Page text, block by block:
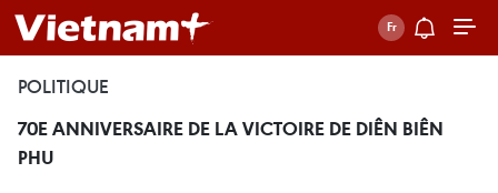
POLITIQUE
70E ANNIVERSAIRE DE LA VICTOIRE DE DIÊN BIÊN
PHU